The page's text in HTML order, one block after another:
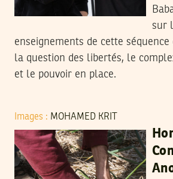
sur
enseignements de cette
la question des libertés, le
et le pouvoir en place.
Images : MOHAMED KRIT